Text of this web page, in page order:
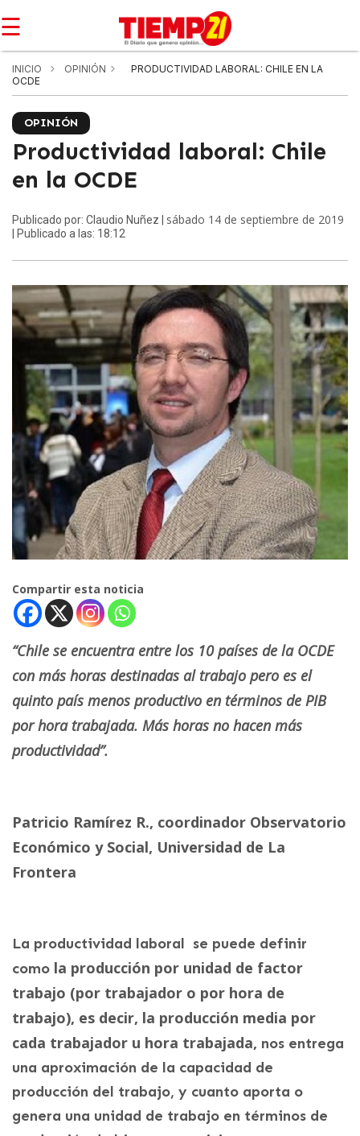
☰
INICIO OPINIÓN
PRODUCTIVIDAD LABORAL: CHILE EN LA
OCDE
OPINIÓN
Productividad laboral: Chile
en la OCDE
Publicado por: Claudio Nuñez | sábado 14 de septiembre de 2019
| Publicado a las: 18:12
Compartir esta noticia
“Chile se encuentra entre los 10 países de la OCDE
con más horas destinadas al trabajo pero es el
quinto país menos productivo en términos de PIB
por hora trabajada. Más horas no hacen más
productividad”.
Patricio Ramírez R., coordinador Observatorio
Económico y Social, Universidad de La
Frontera
La productividad laboral se puede definir
como la producción por unidad de factor
trabajo (por trabajador o por hora de
trabajo), es decir, la producción media por
cada trabajador u hora trabajada, nos entrega
una aproximación de la capacidad de
producción del trabajo, y cuanto aporta o
genera una unidad de trabajo en términos de